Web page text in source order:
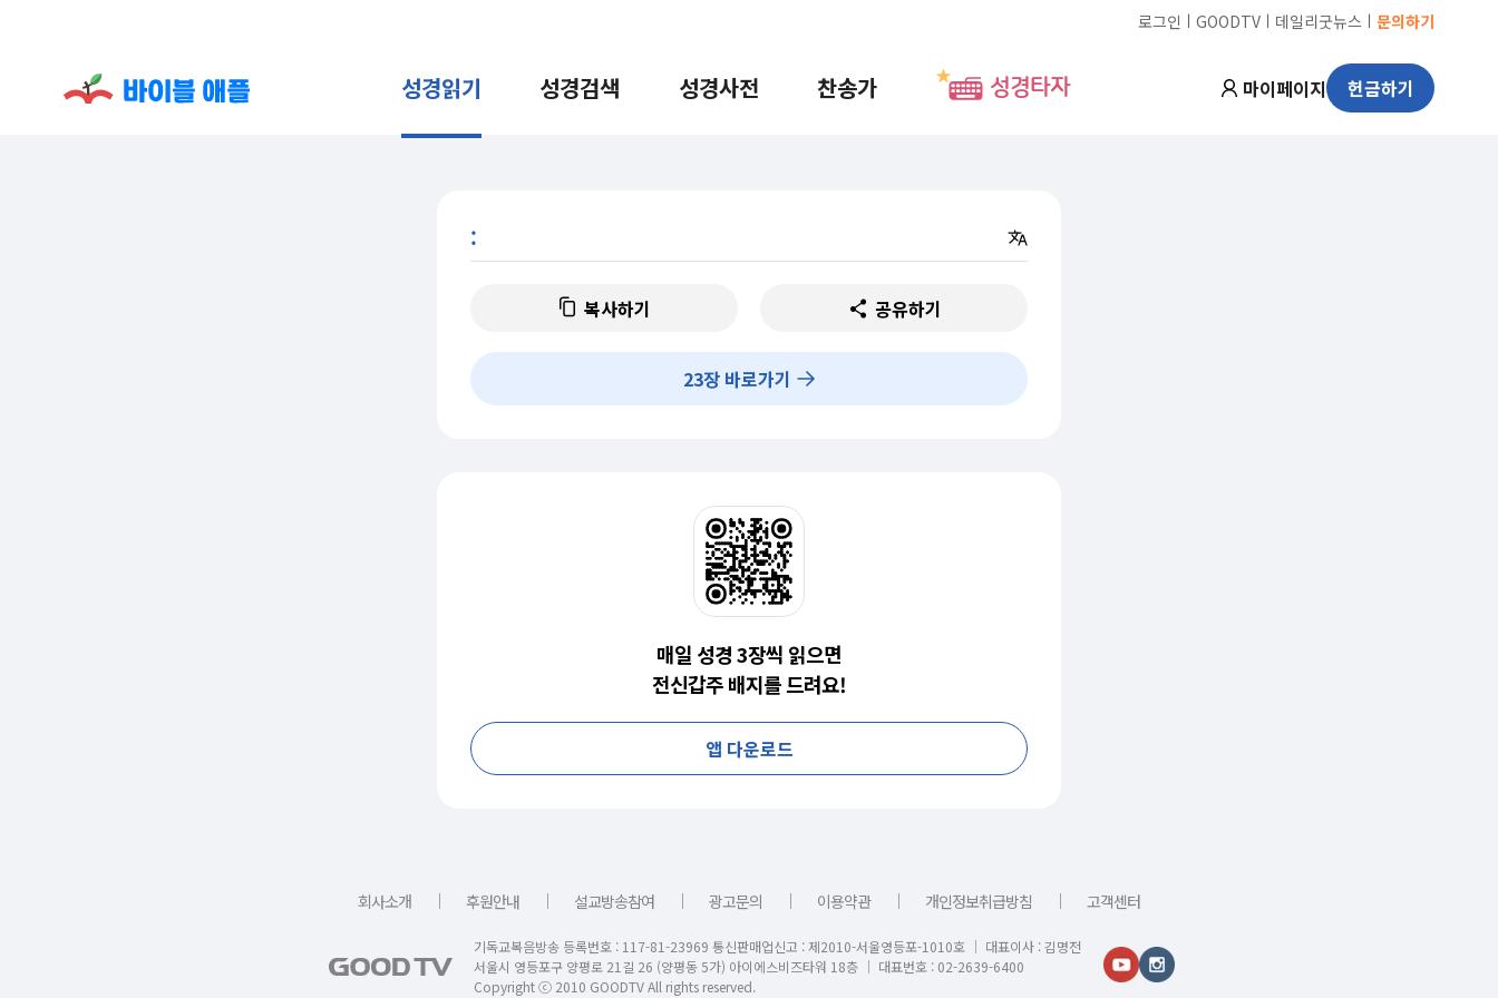
로그인 ㅣ GOODTV ㅣ 데일리굿뉴스 ㅣ 문의하기
성경읽기 성경검색 성경사전 찬송가 성경타자 마이페이지 헌금하기
:
복사하기 공유하기
23장 바로가기
매일 성경 3장씩 읽으면
전신갑주 배지를 드려요!
앱 다운로드
회사소개 ｜ 후원안내 ｜ 설교방송참여 ｜ 광고문의 ｜ 이용약관 ｜ 개인정보취급방침 ｜ 고객센터
기독교복음방송 등록번호 : 117-81-23969 통신판매업신고 : 제2010-서울영등포-1010호 │ 대표이사 : 김명전
서울시 영등포구 양평로 21길 26 (양평동 5가) 아이에스비즈타워 18층 │ 대표번호 : 02-2639-6400
Copyright ⓒ 2010 GOODTV All rights reserved.